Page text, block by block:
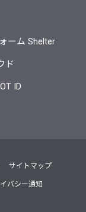
ーム Shelter
ド
ID
サイトマップ
バシー通知